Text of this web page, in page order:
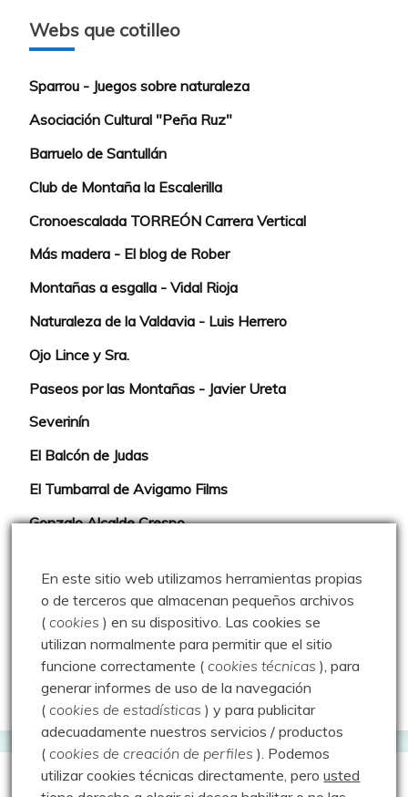
Webs que cotilleo
Sparrou - Juegos sobre naturaleza
Asociación Cultural "Peña Ruz"
Barruelo de Santullán
Club de Montaña la Escalerilla
Cronoescalada TORREÓN Carrera Vertical
Más madera - El blog de Rober
Montañas a esgalla - Vidal Rioja
Naturaleza de la Valdavia - Luis Herrero
Ojo Lince y Sra.
Paseos por las Montañas - Javier Ureta
Severinín
El Balcón de Judas
El Tumbarral de Avigamo Films
Gonzalo Alcalde Crespo
Montaña en libertad
Rutas y excursiones con niños
Valdeolea. Río Camesa, la vía azul
Aprendiz de sueños
Guías de Montaña
En este sitio web utilizamos herramientas propias
o de terceros que almacenan pequeños archivos
(cookies ) en su dispositivo. Las cookies se
utilizan normalmente para permitir que el sitio
funcione correctamente (cookies técnicas ), para
generar informes de uso de la navegación
(cookies de estadísticas ) y para publicitar
adecuadamente nuestros servicios / productos
(cookies de creación de perfiles ). Podemos
utilizar cookies técnicas directamente, perousted